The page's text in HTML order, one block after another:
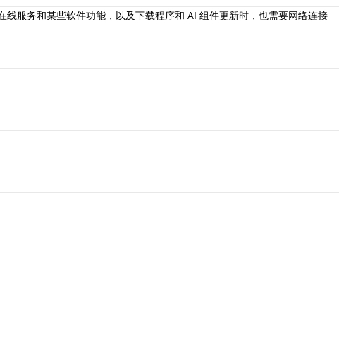
服务和某些软件功能，以及下载程序和 AI 组件更新时，也需要网络连接